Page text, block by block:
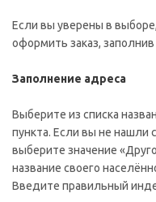
Если вы уверены в
оформить заказ,
Заполнение адреса
Выберите из списка
пункта. Если вы не нашли
выберите значение
название своего
Введите правильный